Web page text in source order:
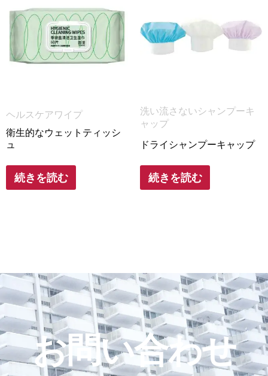
ヘルスケアワイプ
衛生的なウェットティッシ
ュ
続きを読む
洗い流さないシャンプーキ
ャップ
ドライシャンプーキャップ
続きを読む
お問い合わせ